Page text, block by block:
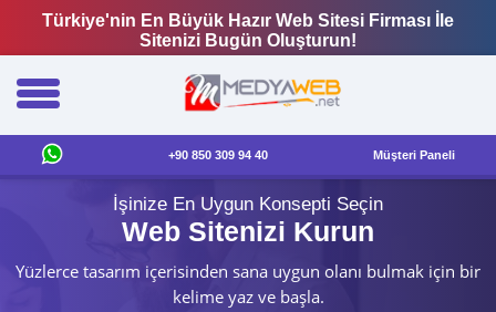
Türkiye'nin En Büyük Hazır Web Sitesi Firması İle
Sitenizi Bugün Oluşturun!
+90 850 309 94 40 Müşteri Paneli
İşinize En Uygun Konsepti Seçin
Web Sitenizi Kurun
Yüzlerce tasarım içerisinden sana uygun olanı bulmak için bir
kelime yaz ve başla.